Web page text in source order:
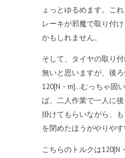
ょっとゆるめます。こ
レーキが邪魔で取り付
かもしれません。
そして、タイヤの取り
無いと思いますが、後
120[N・m]…むっちゃ固
ば、二人作業で一人に
掛けてもらいながら、
を閉めたほうがやりやす
こちらのトルクは120[N